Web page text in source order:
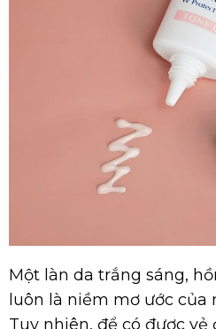
Một làn da trắng sáng,
luôn là niềm mơ ước của
Tuy nhiên, để có được vẻ